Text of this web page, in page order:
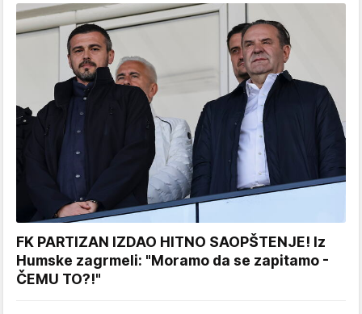
FK PARTIZAN IZDAO HITNO SAOPŠTENJE! Iz
Humske zagrmeli: "Moramo da se zapitamo -
ČEMU TO?!"